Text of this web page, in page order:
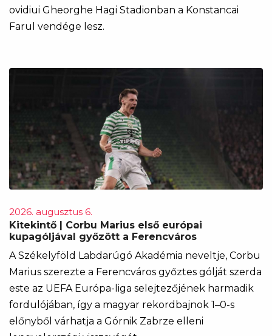
ovidiui Gheorghe Hagi Stadionban a Konstancai
Farul vendége lesz.
2026. augusztus 6.
Kitekintő | Corbu Marius első európai
kupagóljával győzött a Ferencváros
A Székelyföld Labdarúgó Akadémia neveltje, Corbu
Marius szerezte a Ferencváros győztes gólját szerda
este az UEFA Európa-liga selejtezőjének harmadik
fordulójában, így a magyar rekordbajnok 1–0-s
előnyből várhatja a Górnik Zabrze elleni